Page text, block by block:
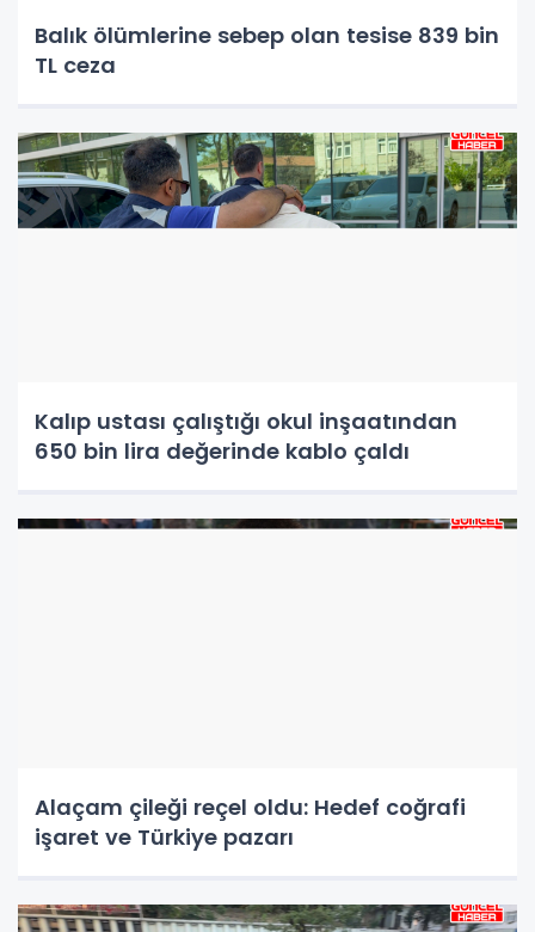
Balık ölümlerine sebep olan tesise 839 bin
TL ceza
Kalıp ustası çalıştığı okul inşaatından
650 bin lira değerinde kablo çaldı
Alaçam çileği reçel oldu: Hedef coğrafi
işaret ve Türkiye pazarı